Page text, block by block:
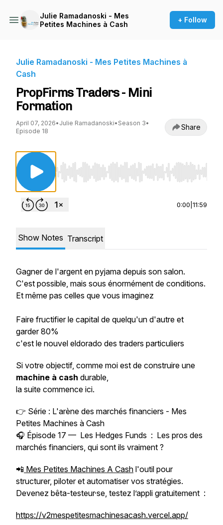
Julie Ramadanoski - Mes
Petites Machines à Cash
+ Follow
Julie Ramadanoski - Mes Petites Machines à
Cash
PropFirms Traders - Mini
Formation
April 07, 2026• Julie Ramadanoski• Season 3•
Episode 18
Share
Use Left/Right to seek, Home/End to jump to
0:00 11:59
Show Notes Transcript
Gagner de l'argent en pyjama depuis son salon.
C'est possible, mais sous énormément de conditions.
Et même pas celles que vous imaginez
Faire fructifier le capital de quelqu'un d'autre et
garder 80%
c'est le nouvel eldorado des traders particuliers
Si votre objectif, comme moi est de construire une
machine à cash durable,
la suite commence ici.
👉 Série : L'arène des marchés financiers - Mes
Petites Machines à Cash
🎧 Épisode 17 — Les Hedges Funds : Les pros des
marchés financiers, qui sont ils vraiment ?
📲 Mes Petites Machines A Cash l'outil pour
structurer, piloter et automatiser vos stratégies.
Devenez bêta-testeur·se, testez l’appli gratuitement :
https://v2mespetitesmachinesacash.vercel.app/